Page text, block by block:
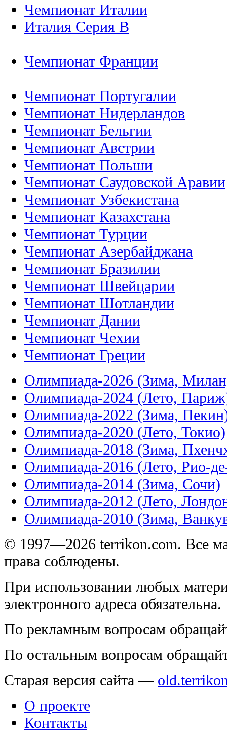
Чемпионат Италии
Италия Серия B
Чемпионат Франции
Чемпионат Португалии
Чемпионат Нидерландов
Чемпионат Бельгии
Чемпионат Австрии
Чемпионат Польши
Чемпионат Саудовской Аравии
Чемпионат Узбекистана
Чемпионат Казахстана
Чемпионат Турции
Чемпионат Азербайджана
Чемпионат Бразилии
Чемпионат Швейцарии
Чемпионат Шотландии
Чемпионат Дании
Чемпионат Чехии
Чемпионат Греции
Олимпиада-2026 (Зима,
Олимпиада-2024 (Лето,
Олимпиада-2022 (Зима,
Олимпиада-2020 (Лето, Токио)
Олимпиада-2018 (Зима,
Олимпиада-2016 (Лето, Рио-
Олимпиада-2014 (Зима, Сочи)
Олимпиада-2012 (Лето,
Олимпиада-2010 (Зима,
© 1997—2026 terrikon.com. Все
права соблюдены.
При использовании любых
электронного адреса обязательна.
По рекламным вопросам
По остальным вопросам
Старая версия сайта —
О проекте
Контакты